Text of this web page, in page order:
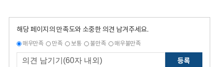
해당 페이지의 만족도와 소중한 의견 남겨주세요.
매우만족 만족 보통 불만족 매우불만족
등록